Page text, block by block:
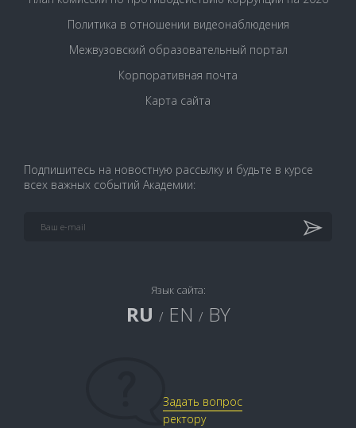
Политика в отношении видеонаблюдения
Межвузовский образовательный портал
Корпоративная почта
Карта сайта
Подпишитесь на новостную рассылку и будьте в курсе
всех важных событий Академии:
Язык сайта:
RU / EN / BY
Задать вопрос
ректору